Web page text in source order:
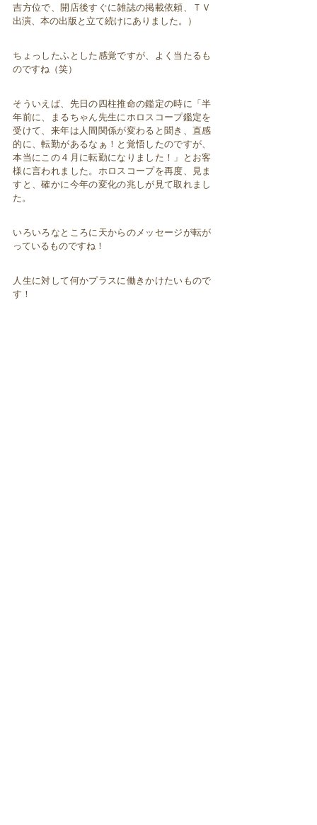
吉方位で、開店後すぐに雑誌の掲載依頼、ＴＶ
出演、本の出版と立て続けにありました。）
ちょっしたふとした感覚ですが、よく当たるも
のですね（笑）
そういえば、先日の四柱推命の鑑定の時に「半
年前に、まるちゃん先生にホロスコープ鑑定を
受けて、来年は人間関係が変わると聞き、直感
的に、転勤があるなぁ！と覚悟したのですが、
本当にこの４月に転勤になりました！」とお客
様に言われました。ホロスコープを再度、見ま
すと、確かに今年の変化の兆しが見て取れまし
た。
いろいろなところに天からのメッセージが転が
っているものですね！
人生に対して何かプラスに働きかけたいもので
す！